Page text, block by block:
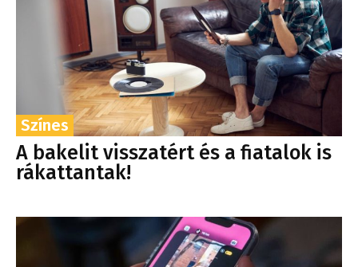
Színes
A bakelit visszatért és a fiatalok is
rákattantak!